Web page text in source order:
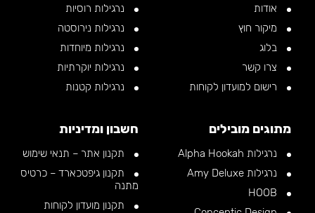
אודות
מיקור חוץ
בלוג
צרו קשר
רישום למועדון לקוחות
נרגילות רוסיות
נרגילות נירוסטה
נרגילות מיוחדות
נרגילות יוקרתיות
נרגילות קטנות
מתוגים מובילים
נרגילות Alpha Hookah
נרגילות Amy Deluxe
חשבון ומדיניות
תקנון אתר – תנאי שימוש
תקנון גיפטכארד – כרטיס
מתנה
תקנון מועדון לקוחות